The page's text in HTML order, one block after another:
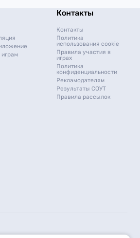
Контакты
Контакты
Политика
использования cookie
Правила участия в
играх
Политика
конфиденциальности
Рекламодателям
Результаты СОУТ
Правила рассылок